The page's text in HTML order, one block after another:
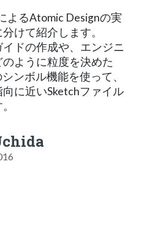
よるAtomic Designの実
けて紹介します。
ドの作成や、エンジニ
ように粒度を決めた
ンボル機能を使って、
に近いSketchファイル